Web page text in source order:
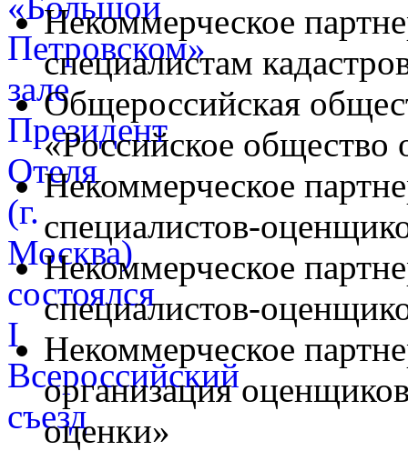
Некоммерческое
специалистам
Общероссийская
«Российское общество
Некоммерческое
специалистов-
Некоммерческое
специалистов-
Некоммерческое
организация
оценки»